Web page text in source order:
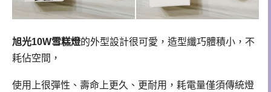
旭光10W雪糕燈的外型設計很可愛，造型纖巧體積小，不
耗佔空間，
使用上很彈性、壽命上更久、更耐用，耗電量僅須傳統燈